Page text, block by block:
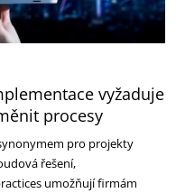
vyžaduje
procesy
pro projekty
řešení,
umožňují firmám